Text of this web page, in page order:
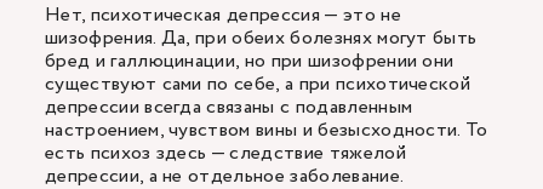
Нет, психотическая депрессия — это не
шизофрения. Да, при обеих болезнях могут быть
бред и галлюцинации, но при шизофрении они
существуют сами по себе, а при психотической
депрессии всегда связаны с подавленным
настроением, чувством вины и безысходности. То
есть психоз здесь — следствие тяжелой
депрессии, а не отдельное заболевание.